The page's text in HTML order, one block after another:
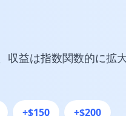
収益は指数関数的に拡
+$150 +$200